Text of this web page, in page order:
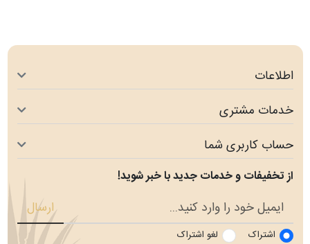
اطلاعات
خدمات مشتری
حساب کاربری شما
از تخفیفات و خدمات جدید با خبر شوید!
ارسال
اشتراک لغو اشتراک